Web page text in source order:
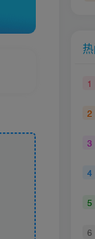
1
2
3
4
5
6